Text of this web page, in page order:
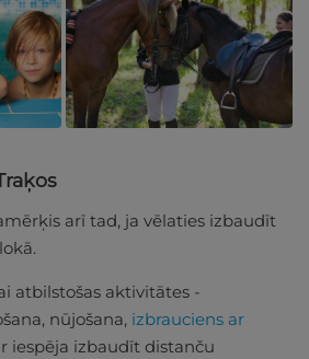
arī tad, ja vēlaties izbaudīt
atbilstošas aktivitātes -
nūjošana, izbrauciens ar
iespēja izbaudīt distanču